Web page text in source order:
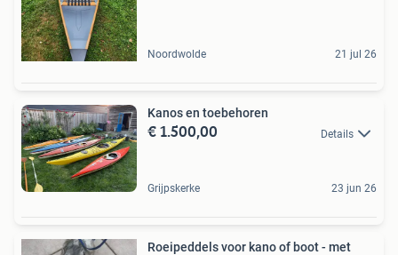
Noordwolde 21 jul 26
Kanos en toebehoren
€ 1.500,00 Details
Grijpskerke 23 jun 26
Roeipeddels voor kano of boot - met